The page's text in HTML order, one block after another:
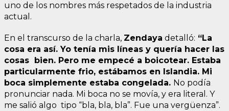
uno de los nombres más respetados de la industria
actual.
En el transcurso de la charla, Zendaya detalló: “La
cosa era así. Yo tenía mis líneas y quería hacer las
cosas bien. Pero me empecé a boicotear. Estaba
particularmente frio, estábamos en Islandia. Mi
boca simplemente estaba congelada. No podía
pronunciar nada. Mi boca no se movía, y era literal. Y
me salió algo tipo “bla, bla, bla”. Fue una vergüenza”.